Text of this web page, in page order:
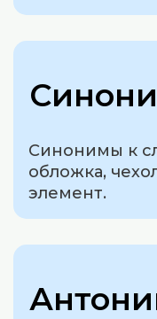
Синонимы к
обложка,
элемент.